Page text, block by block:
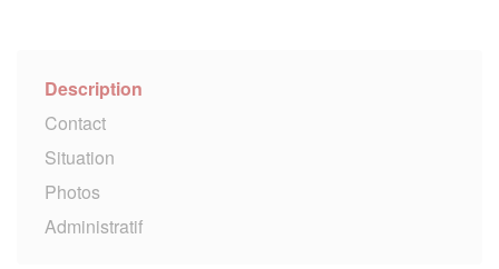
Description
Contact
Situation
Photos
Administratif